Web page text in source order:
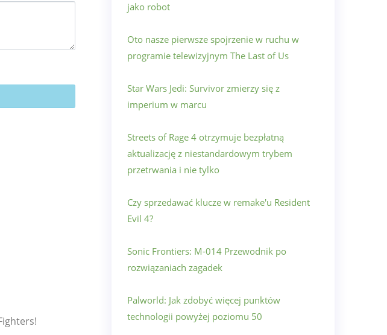
jako robot
Oto nasze pierwsze spojrzenie w ruchu w
programie telewizyjnym The Last of Us
Star Wars Jedi: Survivor zmierzy się z
imperium w marcu
Streets of Rage 4 otrzymuje bezpłatną
aktualizację z niestandardowym trybem
przetrwania i nie tylko
Czy sprzedawać klucze w remake'u Resident
Evil 4?
Sonic Frontiers: M-014 Przewodnik po
rozwiązaniach zagadek
Palworld: Jak zdobyć więcej punktów
technologii powyżej poziomu 50